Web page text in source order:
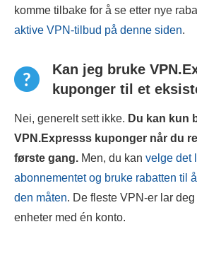
komme tilbake for å se etter nye
aktive VPN-tilbud på denne siden.
Kan jeg bruke
kuponger til et
Nei, generelt sett ikke. Du kan kun
VPN.Expresss kuponger når du
første gang. Men, du kan velge det
abonnementet og bruke rabatten til
den måten. De fleste VPN-er lar
enheter med én konto.